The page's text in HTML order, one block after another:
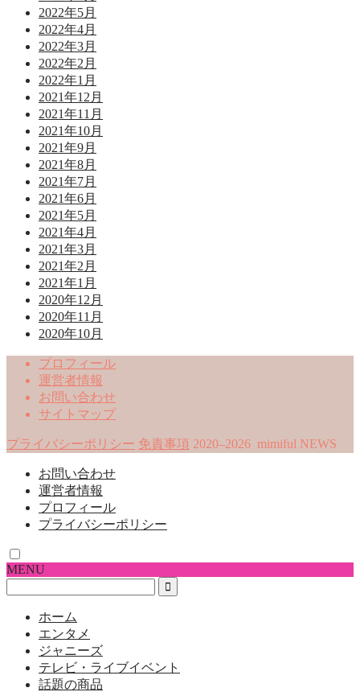
2022年5月
2022年4月
2022年3月
2022年2月
2022年1月
2021年12月
2021年11月
2021年10月
2021年9月
2021年8月
2021年7月
2021年6月
2021年5月
2021年4月
2021年3月
2021年2月
2021年1月
2020年12月
2020年11月
2020年10月
プロフィール
運営者情報
お問い合わせ
サイトマップ
プライバシーポリシー 免責事項 2020–2026 mimiful NEWS
お問い合わせ
運営者情報
プロフィール
プライバシーポリシー
MENU
ホーム
エンタメ
ジャニーズ
テレビ・ライブイベント
話題の商品